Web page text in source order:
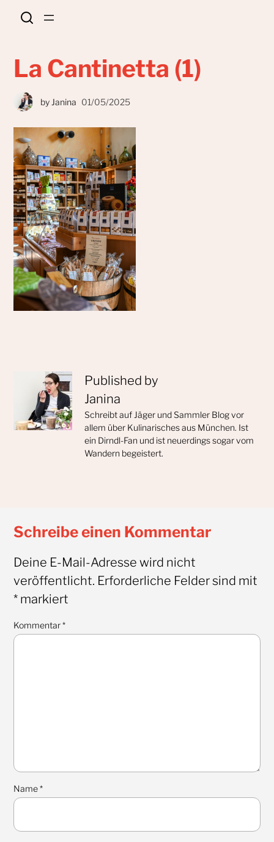
La Cantinetta (1)
by Janina 01/05/2025
Published by
Janina
Schreibt auf Jäger und Sammler Blog vor
allem über Kulinarisches aus München. Ist
ein Dirndl-Fan und ist neuerdings sogar vom
Wandern begeistert.
Schreibe einen Kommentar
Deine E-Mail-Adresse wird nicht
veröffentlicht. Erforderliche Felder sind mit
*markiert
Kommentar*
Name*